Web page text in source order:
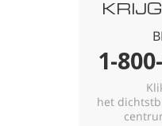
1-
het